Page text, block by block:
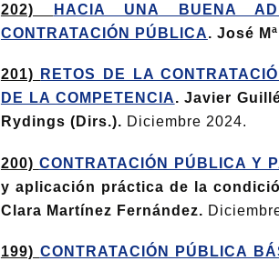
202)
HACIA UNA BUENA
CONTRATACIÓN PÚBLICA. José
201)
RETOS DE LA
DE LA COMPETENCIA. Javier
Rydings (Dirs.). Diciembre 2024.
200) CONTRATACIÓN PÚBLICA Y
y aplicación práctica de la
Clara Martínez Fernández.
199) CONTRATACIÓN PÚBLICA